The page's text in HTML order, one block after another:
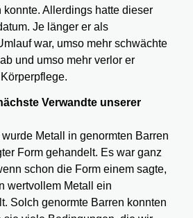
Allerdings hatte dieser
Je länger er als
war, umso mehr schwächte
und umso mehr verlor er
Verwandte unserer
Metall in genormten Barren
Form gehandelt. Es war ganz
schon die Form einem sagte,
wertvollem Metall ein
Solch genormte Barren konnten